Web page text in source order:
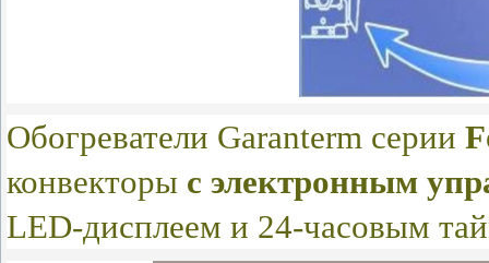
Обогреватели Garanterm серии
конвекторы с электронным
LED-дисплеем и 24-часовым